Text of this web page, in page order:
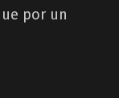
por un